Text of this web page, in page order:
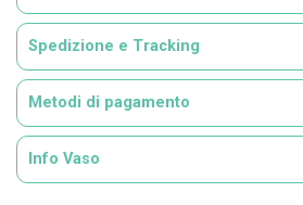
Spedizione e Tracking
Metodi di pagamento
Info Vaso